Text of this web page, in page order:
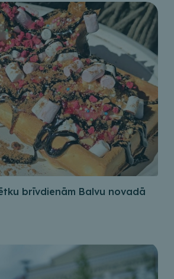
brīvdienām Balvu novadā